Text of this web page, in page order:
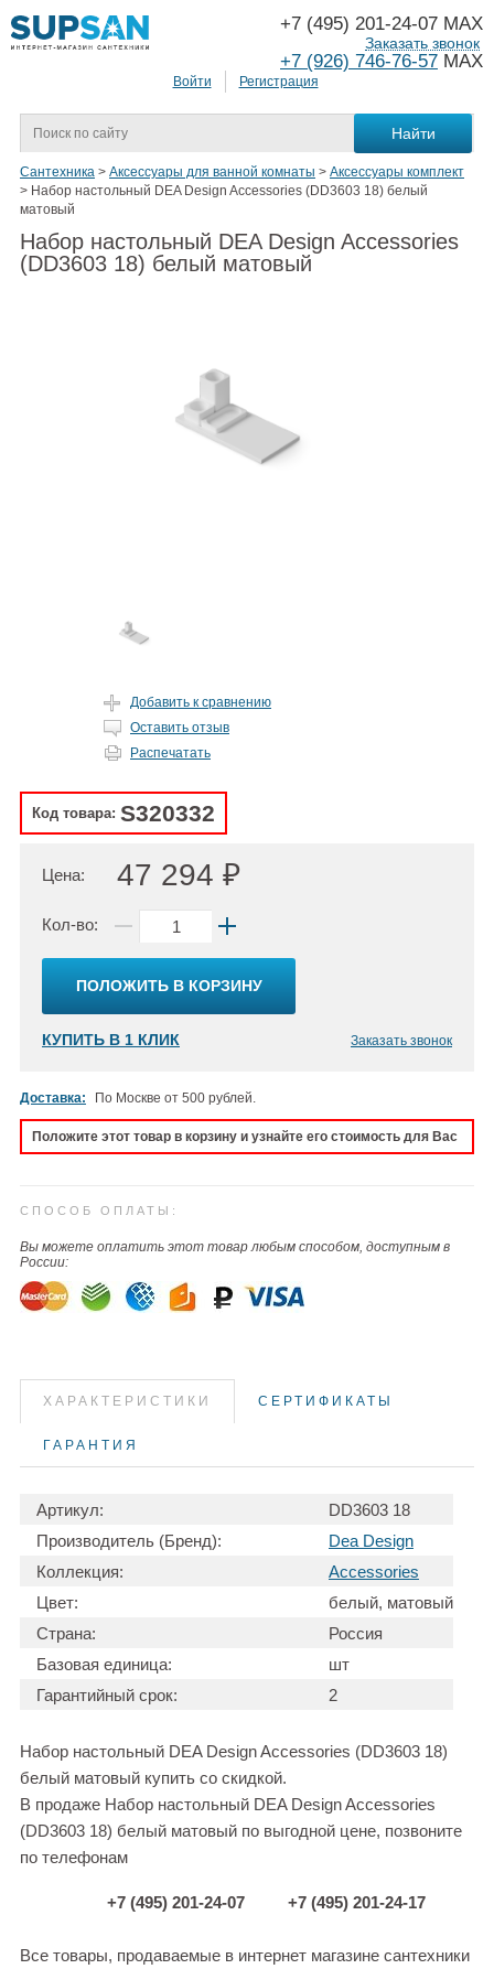
Войти Регистрация
+7 (495) 201-24-07 MAX
+7 (926) 746-76-57 MAX
Заказать звонок
Сантехника > Аксессуары для ванной комнаты > Аксессуары комплект
> Набор настольный DEA Design Accessories (DD3603 18) белый
матовый
Набор настольный DEA Design Accessories
(DD3603 18) белый матовый
Добавить к сравнению
Оставить отзыв
Распечатать
Код товара: S320332
Цена: 47 294 ₽
Кол-во:
ПОЛОЖИТЬ В КОРЗИНУ
КУПИТЬ В 1 КЛИК Заказать звонок
Доставка: По Москве от 500 рублей.
Положите этот товар в корзину и узнайте его стоимость для Вас
СПОСОБ ОПЛАТЫ:
Вы можете оплатить этот товар любым способом, доступным в
России:
ХАРАКТЕРИСТИКИ СЕРТИФИКАТЫ
ГАРАНТИЯ
Артикул:
DD3603 18
Производитель (Бренд):
Dea Design
Коллекция:
Accessories
Цвет:
белый, матовый
Страна:
Россия
Базовая единица:
шт
Гарантийный срок:
2
Набор настольный DEA Design Accessories (DD3603 18)
белый матовый купить со скидкой.
В продаже Набор настольный DEA Design Accessories
(DD3603 18) белый матовый по выгодной цене, позвоните
по телефонам
+7 (495) 201-24-07 +7 (495) 201-24-17
Все товары, продаваемые в интернет магазине сантехники